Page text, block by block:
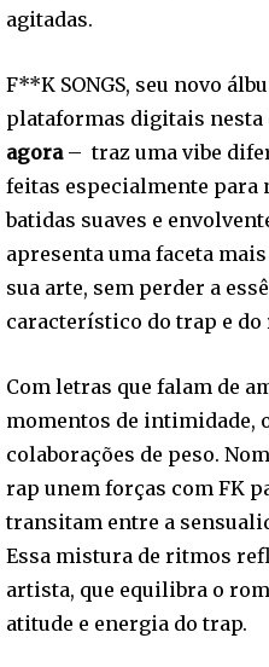
agitadas.
F**K SONGS, seu novo
plataformas digitais nesta
agora– traz uma vibe
feitas especialmente para
batidas suaves e
apresenta uma faceta
sua arte, sem perder a
característico do trap e do
Com letras que falam de
momentos de intimidade,
colaborações de peso.
rap unem forças com FK
transitam entre a
Essa mistura de ritmos
artista, que equilibra o
atitude e energia do trap.